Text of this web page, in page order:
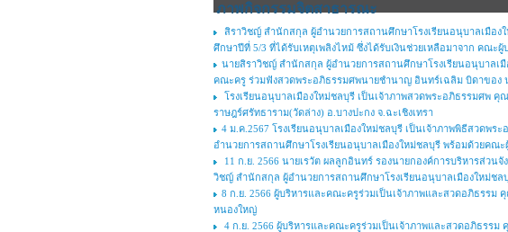
ภาพกิจกรรมจิตสาธารณะ
สิราวิชญ์ สำนักสกุล ผู้อำนวยการสถานศึกษาโรงเรียนอนุบาลเมือ
ศึกษาปีที่ 5/3 ที่ได้รับเหตุเพลิงไหม้ ซึ่งได้รับเงินช่วยเหลือมาจาก คณะผู้
นายสิราวิชญ์ สำนักสกุล ผู้อำนวยการสถานศึกษาโรงเรียนอนุบาลเ
คณะครู ร่วมฟังสวดพระอภิธรรมศพนายชำนาญ อินทร์เฉลิม บิดาขอ
โรงเรียนอนุบาลเมืองใหม่ชลบุรี เป็นเจ้าภาพสวดพระอภิธรรมศพ
ราษฎร์ศรัทธาราม(วัดล่าง) อ.บางปะกง จ.ฉะเชิงเทรา
4 ม.ค.2567 โรงเรียนอนุบาลเมืองใหม่ชลบุรี เป็นเจ้าภาพพิธีสวด
อำนวยการสถานศึกษาโรงเรียนอนุบาลเมืองใหม่ชลบุรี พร้อมด้วยคณะ
11 ก.ย. 2566 นายเรวัต ผลลูกอินทร์ รองนายกองค์การบริหารส่ว
วิชญ์ สำนักสกุล ผู้อำนวยการสถานศึกษาโรงเรียนอนุบาลเมืองใหม่ชล
8 ก.ย. 2566 ผู้บริหารและคณะครูร่วมเป็นเจ้าภาพและสวดอภิธรรม
หนองใหญ่
4 ก.ย. 2566 ผู้บริหารและคณะครูร่วมเป็นเจ้าภาพและสวดอภิธรร